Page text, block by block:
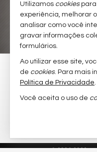
R$
ANA
Av. Prof.
Ponta
Utilizamos cookiespara
experiência, melhorar
analisar como você
gravar informações
formulários.
Ao utilizar esse site,
de cookies. Para mais
Política de Privacidade.
Você aceita o uso de